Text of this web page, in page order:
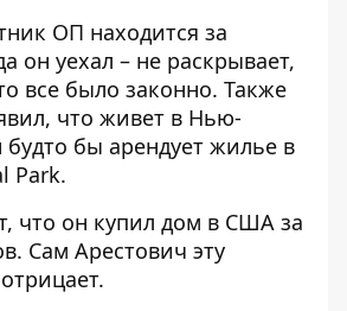
ОП находится за
он уехал – не раскрывает,
все было законно. Также
что живет в Нью-
бы арендует жилье в
Park.
что он купил дом в США за
. Сам Арестович эту